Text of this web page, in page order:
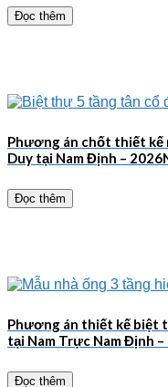
Đọc thêm
Phương án chốt thiết kế
Duy tại Nam Định –
Đọc thêm
Phương án thiết kế biệt
tại Nam Trực Nam Định
Đọc thêm